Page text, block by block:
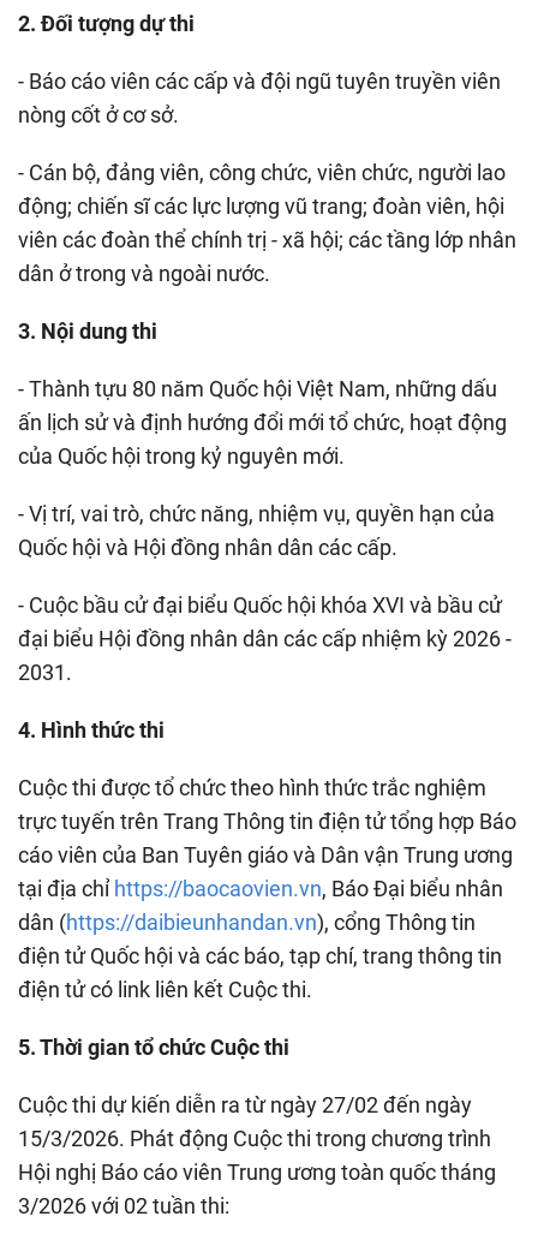
2. Đối tượng dự thi
- Báo cáo viên các cấp và đội ngũ tuyên truyền viên
nòng cốt ở cơ sở.
- Cán bộ, đảng viên, công chức, viên chức, người lao
động; chiến sĩ các lực lượng vũ trang; đoàn viên, hội
viên các đoàn thể chính trị - xã hội; các tầng lớp nhân
dân ở trong và ngoài nước.
3. Nội dung thi
- Thành tựu 80 năm Quốc hội Việt Nam, những dấu
ấn lịch sử và định hướng đổi mới tổ chức, hoạt động
của Quốc hội trong kỷ nguyên mới.
- Vị trí, vai trò, chức năng, nhiệm vụ, quyền hạn của
Quốc hội và Hội đồng nhân dân các cấp.
- Cuộc bầu cử đại biểu Quốc hội khóa XVI và bầu cử
đại biểu Hội đồng nhân dân các cấp nhiệm kỳ 2026 -
2031.
4. Hình thức thi
Cuộc thi được tổ chức theo hình thức trắc nghiệm
trực tuyến trên Trang Thông tin điện tử tổng hợp Báo
cáo viên của Ban Tuyên giáo và Dân vận Trung ương
tại địa chỉhttps://baocaovien.vn, Báo Đại biểu nhân
dân (https://daibieunhandan.vn), cổng Thông tin
điện tử Quốc hội và các báo, tạp chí, trang thông tin
điện tử có link liên kết Cuộc thi.
5. Thời gian tổ chức Cuộc thi
Cuộc thi dự kiến diễn ra từ ngày 27/02 đến ngày
15/3/2026. Phát động Cuộc thi trong chương trình
Hội nghị Báo cáo viên Trung ương toàn quốc tháng
3/2026 với 02 tuần thi: